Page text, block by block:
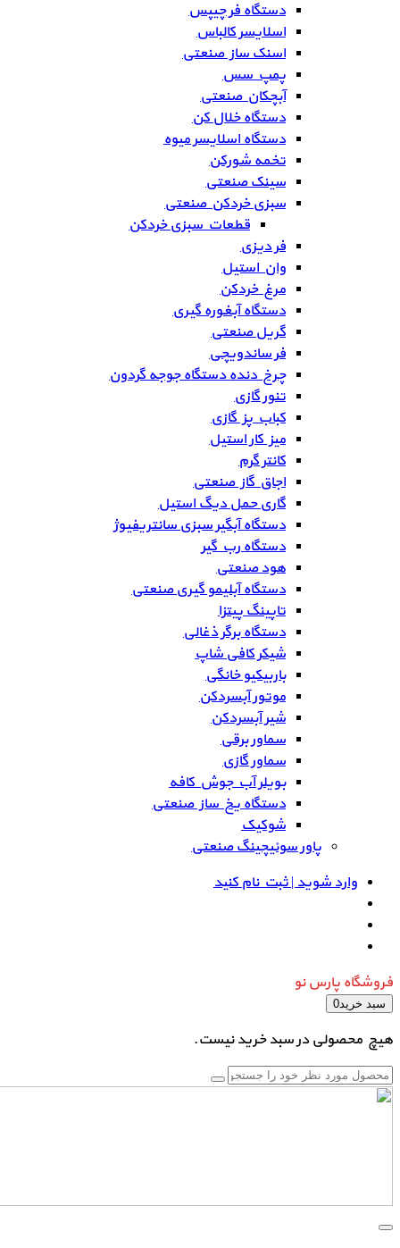
دستگاه فر چیپس
اسلایسر کالباس
اسنک ساز صنعتی
پمپ سس
آبچکان صنعتی
دستگاه خلال کن
دستگاه اسلایسر میوه
تخمه شورکن
سینک صنعتی
سبزی خردکن صنعتی
قطعات سبزی خردکن
فر دیزی
وان استیل
مرغ خردکن
دستگاه آبغوره گیری
گریل صنعتی
فر ساندویچی
چرخ دنده دستگاه جوجه گردون
تنور گازی
کباب پز گازی
میز کار استیل
کانتر گرم
اجاق گاز صنعتی
گاری حمل دیگ استیل
دستگاه آبگیر سبزی سانتریفیوژ
دستگاه رب گیر
هود صنعتی
دستگاه آبلیمو گیری صنعتی
تاپینگ پیتزا
دستگاه برگر ذغالی
شیکر کافی شاپ
باربیکیو خانگی
موتور آبسردکن
شیر آبسردکن
سماور برقی
سماور گازی
بویلر آب جوش کافه
دستگاه یخ ساز صنعتی
شوکیک
پاور سوئیچینگ صنعتی
وارد شوید | ثبت نام کنید
فروشگاه پارس نو
سبد خرید0
هیچ محصولی در سبد خرید نیست.